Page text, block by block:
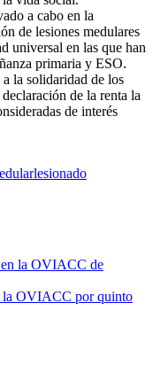
a cabo en la
de lesiones medulares
universal en las que han
primaria y ESO.
a la solidaridad de los
de la renta la
de interés
lesionado
la OVIACC por quinto